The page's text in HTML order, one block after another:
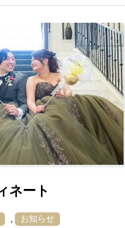
ネート
お知らせ